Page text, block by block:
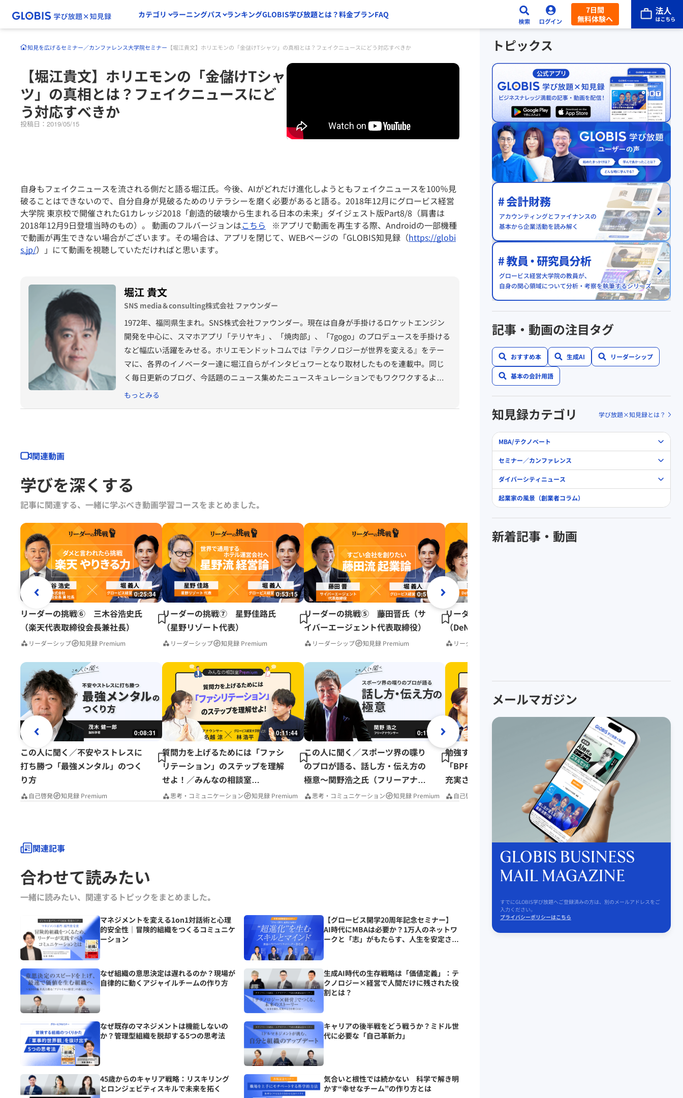
カテゴリ ラーニングパス ランキングGLOBIS学び放題とは？料金プランFAQ
7日間
無料体験へ
知見を広げるセミナー／カンファレンス大学院セミナー 【堀江貴文】ホリエモンの「金儲けTシャツ」の真相とは？フェイクニュースにどう対応すべきか
【堀江貴文】ホリエモンの「金儲けTシャ
ツ」の真相とは？フェイクニュースにど
う対応すべきか
投稿日：2019/05/15
自身もフェイクニュースを流される側だと語る堀江氏。今後、AIがどれだけ進化しようともフェイクニュースを100％見
破ることはできないので、自分自身が見破るためのリテラシーを磨く必要があると語る。2018年12月にグロービス経営
大学院 東京校で開催されたG1カレッジ2018「創造的破壊から生まれる日本の未来」ダイジェスト版Part8/8（肩書は
2018年12月9日登壇当時のもの）。 動画のフルバージョンはこちら ※アプリで動画を再生する際、Androidの一部機種
で動画が再生できない場合がございます。その場合は、アプリを閉じて、WEBページの「GLOBIS知見録（https://globi
s.jp/）」にて動画を視聴していただければと思います。
堀江 貴文
SNS media＆consulting株式会社 ファウンダー
1972年、福岡県生まれ。SNS株式会社ファウンダー。現在は自身が手掛けるロケットエンジン
開発を中心に、スマホアプリ「テリヤキ」、「焼肉部」、「7gogo」のプロデュースを手掛ける
など幅広い活躍をみせる。ホリエモンドットコムでは『テクノロジーが世界を変える』をテー
マに、各界のイノベーター達に堀江自らがインタビュワーとなり取材したものを連載中。同じ
く毎日更新のブログ、今話題のニュース集めたニュースキュレーションでもワクワクするよう
な情報や独自の見解を発信中！ ホリエモン ドットコム http://horiemon.com/ メールマガジン
もっとみる
関連動画
学びを深くする
記事に関連する、一緒に学ぶべき動画学習コースをまとめました｡
0:25:34
リーダーの挑戦⑥ 三木谷浩史氏
（楽天代表取締役会長兼社長）
リーダーシップ 知見録 Premium
0:53:15
リーダーの挑戦⑦ 星野佳路氏
（星野リゾート代表）
リーダーシップ 知見録 Premium
0:51:41
リーダーの挑戦⑤ 藤田晋氏（サ
イバーエージェント代表取締役）
リーダーシップ 知見録 Premium
リーダーの挑戦⑨ 南場智子氏
（DeNA会長）
リーダーシップ
0:08:31
この人に聞く／不安やストレスに
打ち勝つ「最強メンタル」のつく
り方
自己啓発 知見録 Premium
0:11:44
質問力を上げるためには「ファシ
リテーション」のステップを理解
せよ！／みんなの相談室
Premium
思考・コミュニケーション 知見録 Premium
0:17:37
この人に聞く／スポーツ界の喋り
のプロが語る、話し方・伝え方の
極意～関野浩之氏（フリーアナウ
ンサー）
思考・コミュニケーション 知見録 Premium
勉強する習慣をつけたい人は
「BPR」で仕事もプライベートも
充実させよう／みんなの相談室
Premium
自己啓発 知見録 Premium
リーダーの挑戦⑥ 三木
（楽天代表取締役会長兼
リーダーシップ
関連記事
合わせて読みたい
一緒に読みたい、関連するトピックをまとめました｡
マネジメントを変える1on1対話術と心理
的安全性｜冒険的組織をつくるコミュニケ
ーション
【グロービス開学20周年記念セミナー】
AI時代にMBAは必要か？1万人のネットワ
ークと「志」がもたらす、人生を安定させ
なぜ組織の意思決定は遅れるのか？現場が
自律的に動くアジャイルチームの作り方
生成AI時代の生存戦略は「価値定義」：テ
クノロジー×経営で人間だけに残された役
割とは？
なぜ既存のマネジメントは機能しないの
か？管理型組織を脱却する5つの思考法
キャリアの後半戦をどう戦うか？ミドル世
代に必要な「自己革新力」
45歳からのキャリア戦略：リスキリング
とロンジェビティスキルで未来を拓く
気合いと根性では続かない 科学で解き明
かす“幸せなチーム”の作り方とは
トピックス
記事・動画の注目タグ
おすすめ本 生成AI リーダーシップ
基本の会計用語
知見録カテゴリ 学び放題×知見録とは？
MBA/テクノベート
セミナー／カンファレンス
ダイバーシティニュース
起業家の風景（創業者コラム）
新着記事・動画
メールマガジン
すでにGLOBIS学び放題へご登録済みの方は、別のメールアドレスをご
入力ください。
プライバシーポリシーはこちら